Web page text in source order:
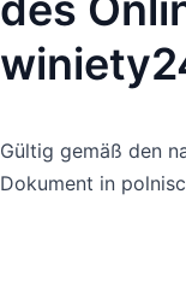
Gültig gemäß den
Dokument in